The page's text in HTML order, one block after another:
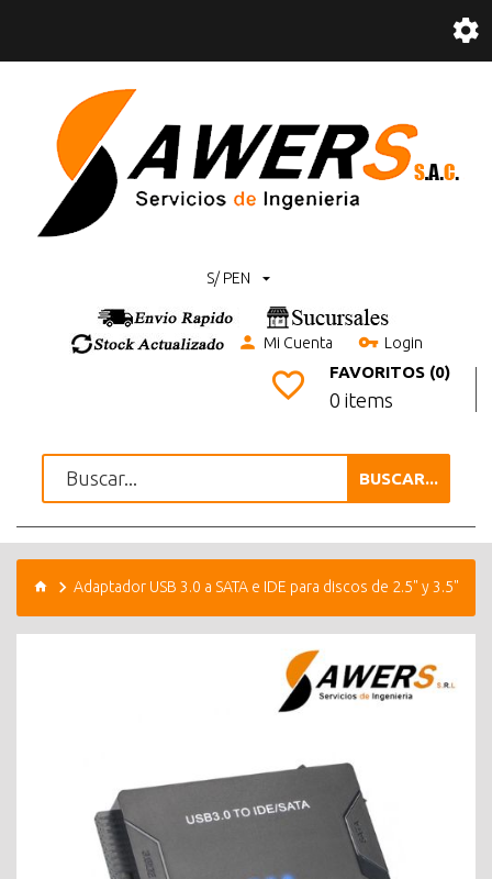
S/ PEN
Mi Cuenta Login
FAVORITOS (0)
0 items
BUSCAR...
Adaptador USB 3.0 a SATA e IDE para discos de 2.5" y 3.5"